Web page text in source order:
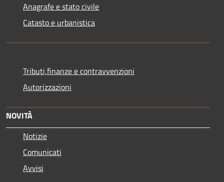
Anagrafe e stato civile
Catasto e urbanistica
Tributi,finanze e contravvenzioni
Autorizzazioni
NOVITÀ
Notizie
Comunicati
Avvisi